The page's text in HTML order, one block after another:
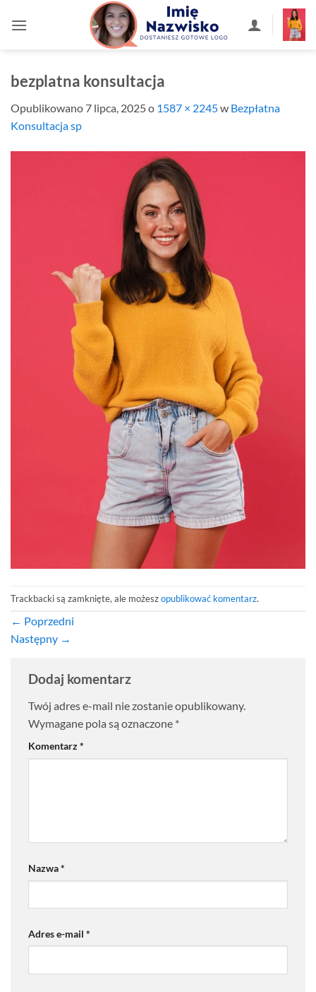
bezplatna konsultacja
Opublikowano 7 lipca, 2025o 1587 × 2245w Bezpłatna
Konsultacja sp
Trackbacki są zamknięte, ale możeszopublikować komentarz.
← Poprzedni
Następny →
Dodaj komentarz
Twój adres e-mail nie zostanie opublikowany.
Wymagane pola są oznaczone *
Komentarz*
Nazwa*
Adres e-mail *